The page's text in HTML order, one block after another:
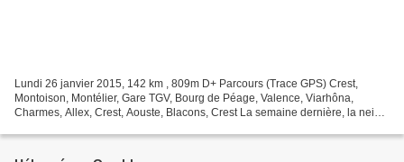
Lundi 26 janvier 2015, 142 km , 809m D+ Parcours (Trace GPS) Crest,
Montoison, Montélier, Gare TGV, Bourg de Péage, Valence, Viarhôna,
Charmes, Allex, Crest, Aouste, Blacons, Crest La semaine dernière, la neige,